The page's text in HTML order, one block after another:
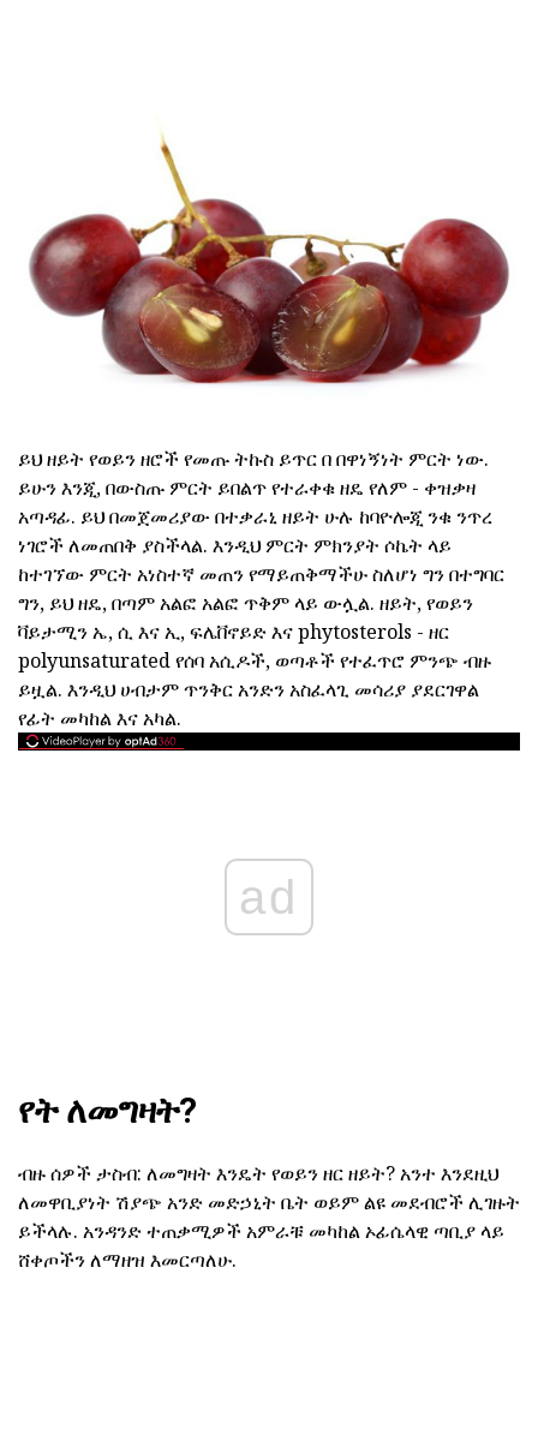
ይህ ዘይት የወይን ዘሮች የመጡ ትኩስ ይጥር በ በዋነኝነት ምርት ነው.
ይሁን እንጂ, በውስጡ ምርት ይበልጥ የተራቀቁ ዘዴ የለም - ቀዝቃዛ
አጣዳፊ. ይህ በመጀመሪያው በተቃራኒ ዘይት ሁሉ ከባዮሎጂ ንቁ ንጥረ
ነገሮች ለመጠበቅ ያስችላል. እንዲህ ምርት ምክንያት ሶኬት ላይ
ከተገኘው ምርት አነስተኛ መጠን የማይጠቅማችሁ ስለሆነ ግን በተግባር
ግን, ይህ ዘዴ, በጣም አልፎ አልፎ ጥቅም ላይ ውሏል. ዘይት, የወይን
ቫይታሚን ኤ, ሲ እና ኢ, ፍሌቨኖይድ እና phytosterols - ዘር
polyunsaturated የሰባ አሲዶች, ወጣቶች የተፈጥሮ ምንጭ ብዙ
ይዟል. እንዲህ ሀብታም ጥንቅር አንድን አስፈላጊ መሳሪያ ያደርገዋል
የፊት መካከል እና አካል.
ad
የት ለመግዛት?
ብዙ ሰዎች ታስብ: ለመግዛት እንዴት የወይን ዘር ዘይት? አንተ እንደዚህ
ለመዋቢያነት ሽያጭ አንድ መድኃኒት ቤት ወይም ልዩ መደብሮች ሊገዙት
ይችላሉ. አንዳንድ ተጠቃሚዎች አምራቹ መካከል ኦፊሴላዊ ጣቢያ ላይ
ሸቀጦችን ለማዘዝ እመርጣለሁ.